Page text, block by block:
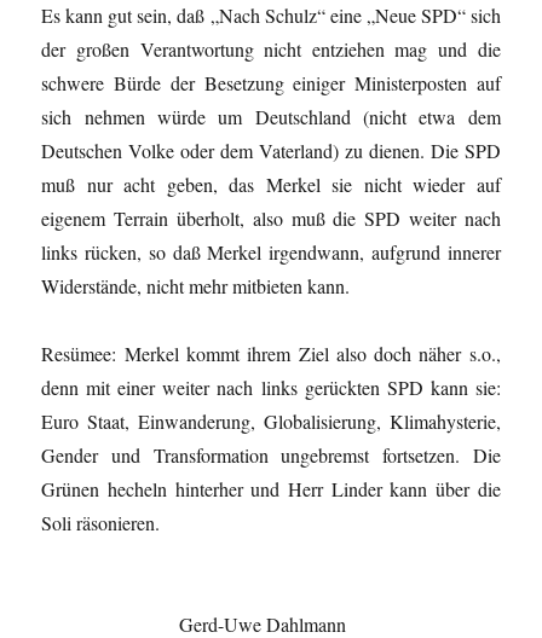
Es kann gut sein, daß „Nach Schulz“ eine „Neue SPD“ sich
der großen Verantwortung nicht entziehen mag und die
schwere Bürde der Besetzung einiger Ministerposten auf
sich nehmen würde um Deutschland (nicht etwa dem
Deutschen Volke oder dem Vaterland) zu dienen. Die SPD
muß nur acht geben, das Merkel sie nicht wieder auf
eigenem Terrain überholt, also muß die SPD weiter nach
links rücken, so daß Merkel irgendwann, aufgrund innerer
Widerstände, nicht mehr mitbieten kann.
Resümee: Merkel kommt ihrem Ziel also doch näher s.o.,
denn mit einer weiter nach links gerückten SPD kann sie:
Euro Staat, Einwanderung, Globalisierung, Klimahysterie,
Gender und Transformation ungebremst fortsetzen. Die
Grünen hecheln hinterher und Herr Linder kann über die
Soli räsonieren.
Gerd-Uwe Dahlmann